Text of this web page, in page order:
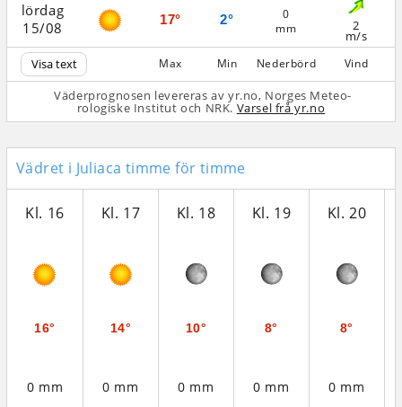
lördag
15/08
Visa text
17°
Max
2°
Min
0
mm
Nederbörd
2
m/s
Vind
Väderprognosen levereras av yr.no, Norges Meteo­
rologiske Institut och NRK. Varsel frå yr.no
Vädret i Juliaca timme för timme
Kl. 16
16°
0 mm
Kl. 17
14°
0 mm
Kl. 18
10°
0 mm
Kl. 19
8°
0 mm
Kl. 20
8°
0 mm